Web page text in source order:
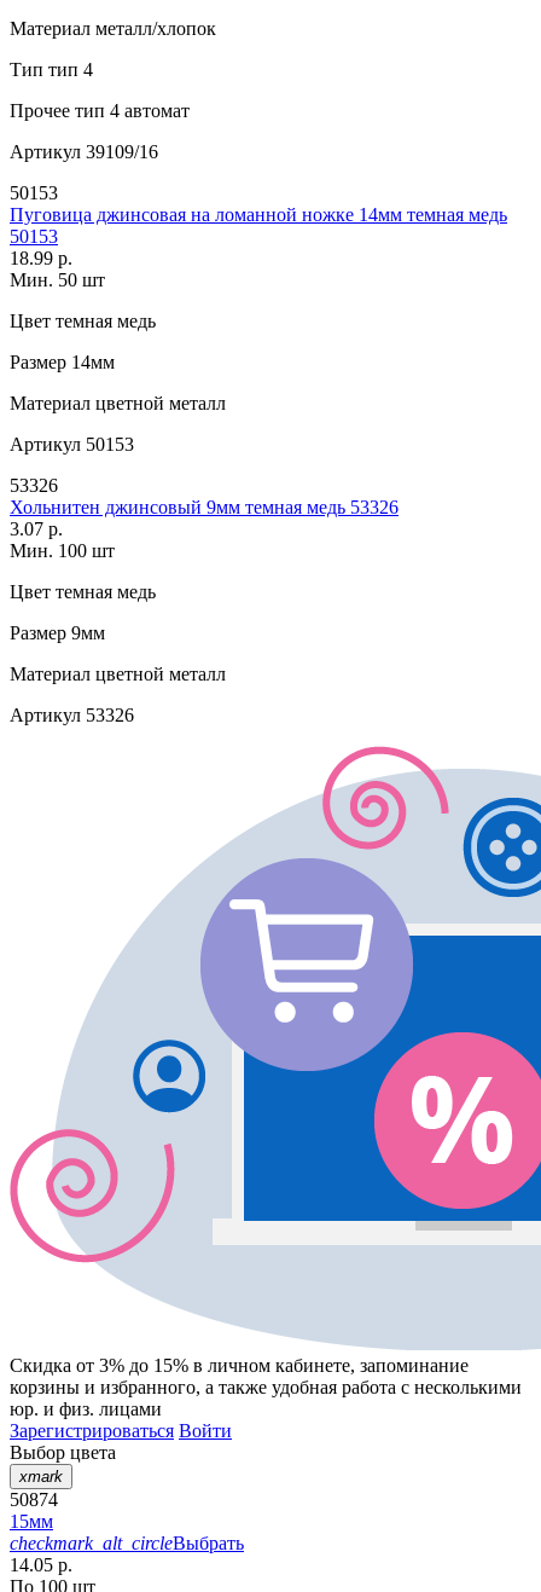
Материал металл/хлопок
Тип тип 4
Прочее тип 4 автомат
Артикул 39109/16
50153
Пуговица джинсовая на ломанной ножке 14мм темная медь
50153
18.99 р.
Мин. 50 шт
Цвет темная медь
Размер 14мм
Материал цветной металл
Артикул 50153
53326
Хольнитен джинсовый 9мм темная медь 53326
3.07 р.
Мин. 100 шт
Цвет темная медь
Размер 9мм
Материал цветной металл
Артикул 53326
Скидка от 3% до 15% в личном кабинете, запоминание
корзины и избранного, а также удобная работа с несколькими
юр. и физ. лицами
Зарегистрироваться Войти
Выбор цвета
xmark
50874
15мм
checkmark_alt_circleВыбрать
14.05 р.
По 100 шт